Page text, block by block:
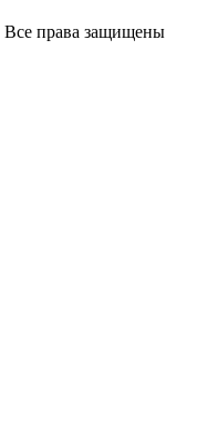
права защищены